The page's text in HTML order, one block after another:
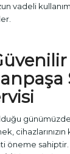
vadeli
cihazlarınızın
öneme sahiptir.